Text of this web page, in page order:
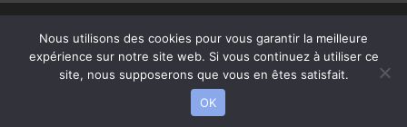
© 2026 Inter Ligere.
twitterfacebook
linkedinyoutubeRSS email
Nous utilisons des cookies pour vous garantir la meilleure
expérience sur notre site web. Si vous continuez à utiliser ce
site, nous supposerons que vous en êtes satisfait.
OK